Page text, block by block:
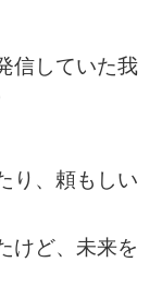
信していた我
り、頼もしい
けど、未来を